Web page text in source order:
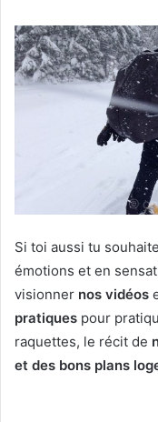
Si toi aussi tu
émotions et en
visionner nos vidéos
pratiques pour
raquettes, le récit de
et des bons plans